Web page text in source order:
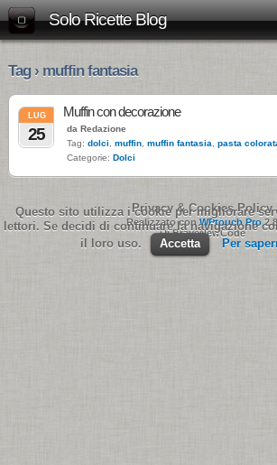
Solo Ricette Blog
Tag › muffin fantasia
LUG
25
Muffin con decorazione
da Redazione
Tag: dolci muffin muffin fantasia
pasta
Categorie: Dolci
Questo sito utilizza i cookie per migliorare
lettori. Se decidi di continuare la navigazione
il loro uso.
Accetta Per
Privacy & Cookies Policy
Realizzato conWPtouch Pro2.8
Di BraveNewCode